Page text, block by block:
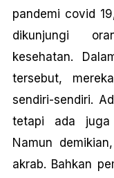
pandemi covid
dikunjungi
kesehatan.
tersebut,
sendiri-sendiri.
tetapi ada juga
Namun
akrab. Bahkan